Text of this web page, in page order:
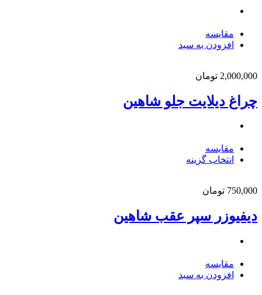
مقایسه
افزودن به سبد
2,000,000 تومان
چراغ دیلایت جلو شاهین
مقایسه
انتخاب گزینه
750,000 تومان
دیفیوزر سپر عقب شاهین
مقایسه
افزودن به سبد